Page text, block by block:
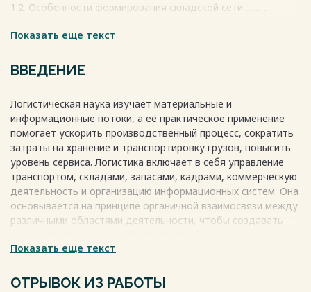
1.2. Особенности формирования складской сети………...
«Иллюзорный шар»………10
шар»…………………………………………………………………………………10
2.2. Анализ организации логистического управления
компании «Иллюзорный
шар»………………………………………………………………..………………..13
Глава 3. Разработка рекомендаций по логистической
оптимизации связанной с функционированием складских
систем на предприятии………………………...13
3.1. ABC анализ закупаемых
Показать еще текст
ВВЕДЕНИЕ
Логистическая наука изучает материальные и
информационные потоки, а её практическое применение
помогает ускорить производственный процесс, сократить
затраты на хранение и транспортировку грузов, повысить
уровень сервиса. Логистика включает в себя управление
транспортом, складами, запасами, кадрами, коммерческую
деятельность и организацию информационных систем. Она
основывается на принципе органичной взаимосвязи между
различными областями деятельности, чтобы создавать
материалопроводящие системы. Цель логистической науки
систем, а цель её практической деятельности - создание и
Показать еще текст
ОТРЫВОК ИЗ РАБОТЫ